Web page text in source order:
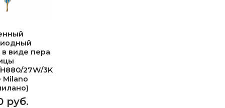
виде пера
27W/3K
Milano
руб.